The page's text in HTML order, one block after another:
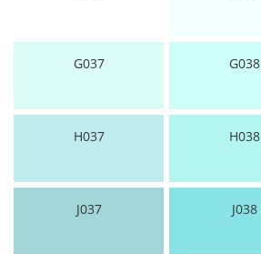
G037 G038
H037 H038
J037 J038